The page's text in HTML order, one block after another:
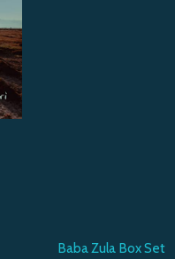
Baba Zula Box Set